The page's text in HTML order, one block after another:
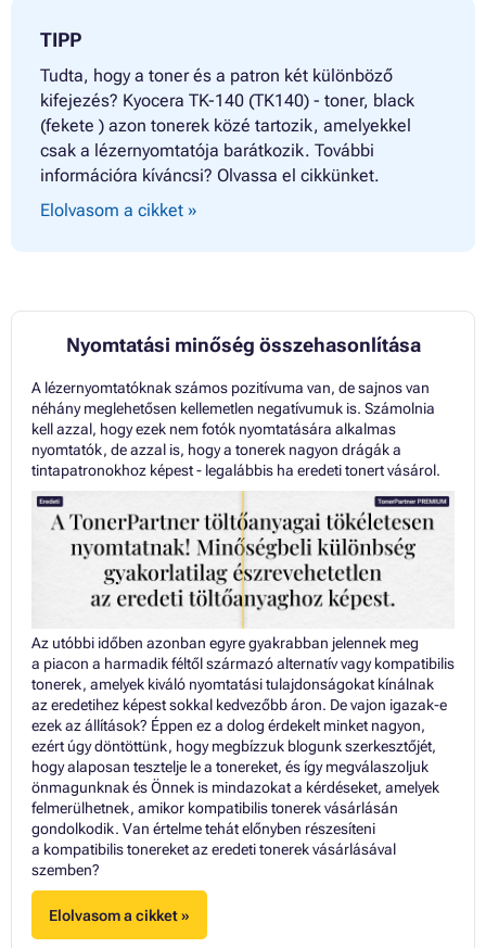
TIPP
Tudta, hogy a toner és a patron két különböző
kifejezés? Kyocera TK-140 (TK140) - toner, black
(fekete ) azon tonerek közé tartozik, amelyekkel
csak a lézernyomtatója barátkozik. További
információra kíváncsi? Olvassa el cikkünket.
Elolvasom a cikket »
Nyomtatási minőség összehasonlítása
A lézernyomtatóknak számos pozitívuma van, de sajnos van
néhány meglehetősen kellemetlen negatívumuk is. Számolnia
kell azzal, hogy ezek nem fotók nyomtatására alkalmas
nyomtatók, de azzal is, hogy a tonerek nagyon drágák a
tintapatronokhoz képest - legalábbis ha eredeti tonert vásárol.
Az utóbbi időben azonban egyre gyakrabban jelennek meg
a piacon a harmadik féltől származó alternatív vagy kompatibilis
tonerek, amelyek kiváló nyomtatási tulajdonságokat kínálnak
az eredetihez képest sokkal kedvezőbb áron. De vajon igazak-e
ezek az állítások? Éppen ez a dolog érdekelt minket nagyon,
ezért úgy döntöttünk, hogy megbízzuk blogunk szerkesztőjét,
hogy alaposan tesztelje le a tonereket, és így megválaszoljuk
önmagunknak és Önnek is mindazokat a kérdéseket, amelyek
felmerülhetnek, amikor kompatibilis tonerek vásárlásán
gondolkodik. Van értelme tehát előnyben részesíteni
a kompatibilis tonereket az eredeti tonerek vásárlásával
szemben?
Elolvasom a cikket »